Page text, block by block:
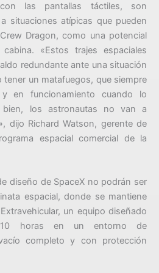
las pantallas táctiles, son
situaciones atípicas que pueden
Dragon, como una potencial
«Estos trajes espaciales
redundante ante una situación
tener un matafuegos, que siempre
en funcionamiento cuando lo
los astronautas no van a
dijo Richard Watson, gerente de
espacial comercial de la
diseño de SpaceX no podrán ser
espacial, donde se mantiene
un equipo diseñado
10 horas en un entorno de
completo y con protección